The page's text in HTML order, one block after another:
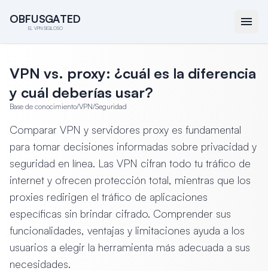
O
OB
BF
FU
US
SG
GA
AT
TE
ED
D
EL VPN SIGILOSO
VPN vs. proxy: ¿cuál es la diferencia
y cuál deberías usar?
Base de conocimiento/VPN/Seguridad
Comparar VPN y servidores proxy es fundamental
para tomar decisiones informadas sobre privacidad y
seguridad en línea. Las VPN cifran todo tu tráfico de
internet y ofrecen protección total, mientras que los
proxies redirigen el tráfico de aplicaciones
específicas sin brindar cifrado. Comprender sus
funcionalidades, ventajas y limitaciones ayuda a los
usuarios a elegir la herramienta más adecuada a sus
necesidades.